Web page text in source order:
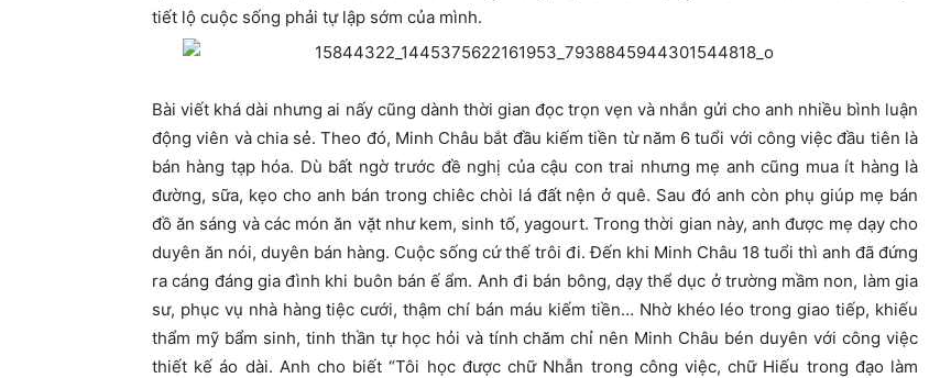
tiết lộ cuộc sống phải tự lập sớm của mình.
Bài viết khá dài nhưng ai nấy cũng dành thời gian đọc trọn vẹn và nhắn gửi cho anh nhiều bình luận
động viên và chia sẻ. Theo đó, Minh Châu bắt đầu kiếm tiền từ năm 6 tuổi với công việc đầu tiên là
bán hàng tạp hóa. Dù bất ngờ trước đề nghị của cậu con trai nhưng mẹ anh cũng mua ít hàng là
đường, sữa, kẹo cho anh bán trong chiêc chòi lá đất nện ở quê. Sau đó anh còn phụ giúp mẹ bán
đồ ăn sáng và các món ăn vặt như kem, sinh tố, yagourt. Trong thời gian này, anh được mẹ dạy cho
duyên ăn nói, duyên bán hàng. Cuộc sống cứ thế trôi đi. Đến khi Minh Châu 18 tuổi thì anh đã đứng
ra cáng đáng gia đình khi buôn bán ế ẩm. Anh đi bán bông, dạy thể dục ở trường mầm non, làm gia
sư, phục vụ nhà hàng tiệc cưới, thậm chí bán máu kiếm tiền… Nhờ khéo léo trong giao tiếp, khiếu
thẩm mỹ bẩm sinh, tinh thần tự học hỏi và tính chăm chỉ nên Minh Châu bén duyên với công việc
thiết kế áo dài. Anh cho biết “Tôi học được chữ Nhẫn trong công việc, chữ Hiếu trong đạo làm